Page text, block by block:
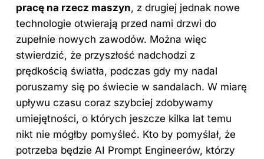
pracę na rzecz maszyn, z drugiej jednak nowe
technologie otwierają przed nami drzwi do
zupełnie nowych zawodów. Można więc
stwierdzić, że przyszłość nadchodzi z
prędkością światła, podczas gdy my nadal
poruszamy się po świecie w sandalach. W miarę
upływu czasu coraz szybciej zdobywamy
umiejętności, o których jeszcze kilka lat temu
nikt nie mógłby pomyśleć. Kto by pomyślał, że
potrzeba będzie AI Prompt Engineerów, którzy